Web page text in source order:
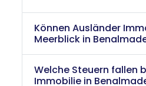
Können Ausländer
Meerblick in
Welche Steuern fallen
Immobilie in